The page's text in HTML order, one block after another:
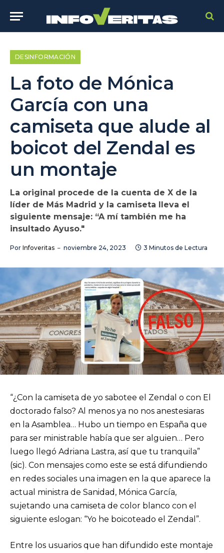
DESINFORMACIÓN
La foto de Mónica
García con una
camiseta que alude al
boicot del Zendal es
un montaje
La original procede de la cuenta de X de la
líder de Más Madrid y la camiseta lleva el
siguiente mensaje: “A mí también me ha
insultado Ayuso."
Por Infoveritas noviembre 24, 2023 3 Minutos de Lectura
“¿Con la camiseta de yo sabotee el Zendal o con El
doctorado falso? Al menos ya no nos anestesiaras
en la Asamblea… Hubo un tiempo en España que
para ser ministrable había que ser alguien… Pero
luego llegó Adriana Lastra, así que tu tranquila”
(sic). Con mensajes como este se está difundiendo
en redes sociales una imagen en la que aparece la
actual ministra de Sanidad, Mónica García,
sujetando una camiseta de color blanco con el
siguiente eslogan: “Yo he boicoteado el Zendal”.
Entre los usuarios que han difundido este montaje